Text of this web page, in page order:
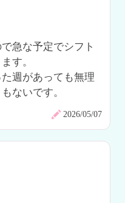
急な予定でシフト
す。
週があっても無理
ないです。
2026/05/07